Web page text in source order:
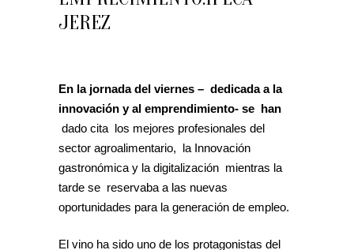
JEREZ
En la jornada del viernes – dedicada a la
innovación y al emprendimiento- se han
dado cita los mejores profesionales del
sector agroalimentario, la Innovación
gastronómica y la digitalización mientras la
tarde se reservaba a las nuevas
oportunidades para la generación de empleo.
El vino ha sido uno de los protagonistas del